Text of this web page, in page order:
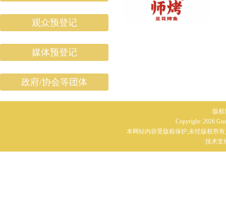
观众预登记
媒体预登记
政府/协会等团体
版
Copyright: 2026
本网站内容受版权保护,未经版权所
技术支